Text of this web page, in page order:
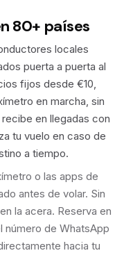
80+ países
locales
puerta a puerta al
fijos desde €10,
en marcha, sin
en llegadas con
tu vuelo en caso de
a tiempo.
o las apps de
antes de volar. Sin
la acera. Reserva en
número de WhatsApp
hacia tu